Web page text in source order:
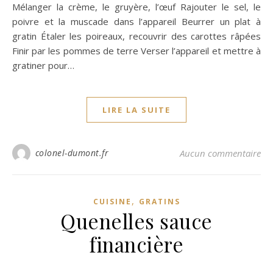
Mélanger la crème, le gruyère, l’œuf Rajouter le sel, le
poivre et la muscade dans l’appareil Beurrer un plat à
gratin Étaler les poireaux, recouvrir des carottes râpées
Finir par les pommes de terre Verser l’appareil et mettre à
gratiner pour…
LIRE LA SUITE
colonel-dumont.fr Aucun commentaire
CUISINE , GRATINS
Quenelles sauce
financière